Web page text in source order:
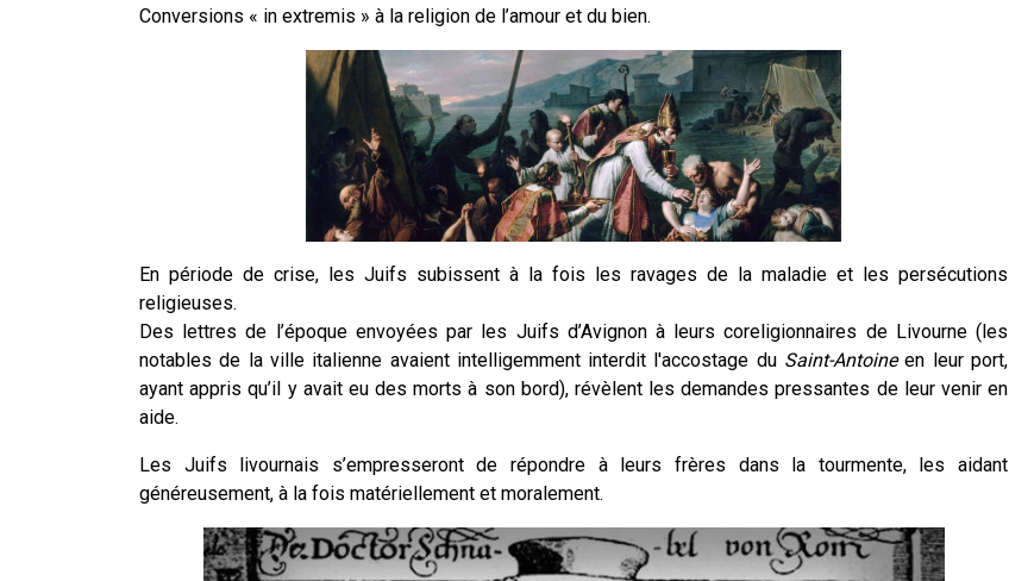
Conversions « in extremis » à la religion de l’amour et du bien.
En période de crise, les Juifs subissent à la fois les ravages de la maladie et les persécutions
religieuses.
Des lettres de l’époque envoyées par les Juifs d’Avignon à leurs coreligionnaires de Livourne (les
notables de la ville italienne avaient intelligemment interdit l'accostage du Saint-Antoineen leur port,
ayant appris qu’il y avait eu des morts à son bord), révèlent les demandes pressantes de leur venir en
aide.
Les Juifs livournais s’empresseront de répondre à leurs frères dans la tourmente, les aidant
généreusement, à la fois matériellement et moralement.